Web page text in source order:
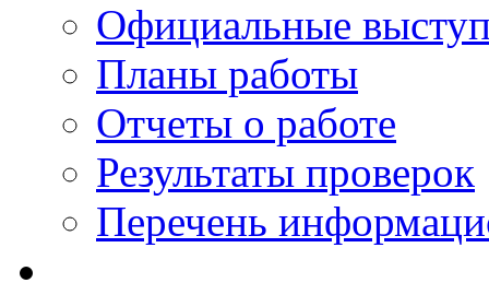
Официальные
Планы работы
Отчеты о работе
Результаты проверок
Перечень